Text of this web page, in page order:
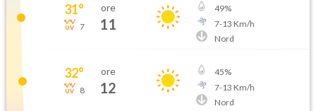
31°
7
ore
11
49%
7-13 Km/h
Nord
32°
8
ore
12
45%
7-13 Km/h
Nord